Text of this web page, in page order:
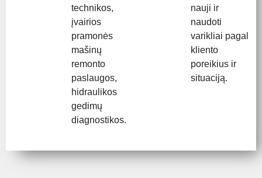
technikos,
įvairios
pramonės
mašinų
remonto
paslaugos,
hidraulikos
gedimų
diagnostikos.
nauji ir
naudoti
varikliai pagal
kliento
poreikius ir
situaciją.